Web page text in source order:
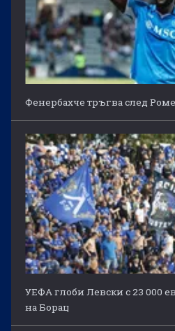
Фенербахче тръгва след
УЕФА глоби Левски с 23 000
на Борац